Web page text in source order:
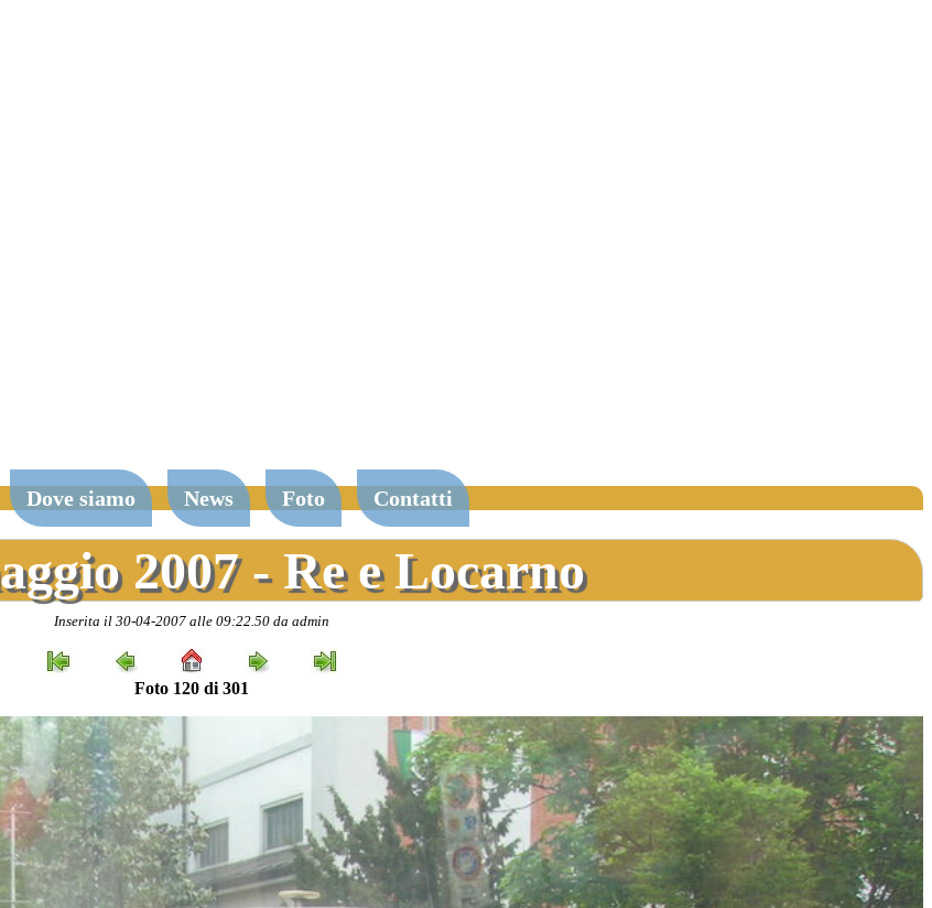
Dove siamo News Foto Contatti
2007 - Re e Locarno
Inserita il 30-04-2007 alle 09:22.50 da admin
Foto 120 di 301